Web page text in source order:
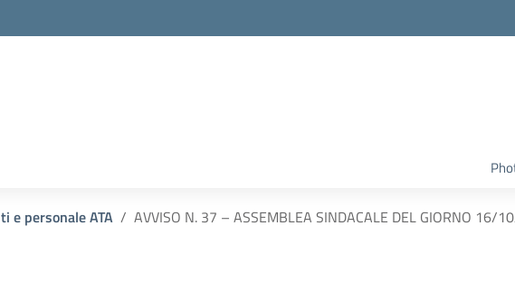
e personale ATA AVVISO N. 37 – ASSEMBLEA SINDACALE DEL GIORNO 16/